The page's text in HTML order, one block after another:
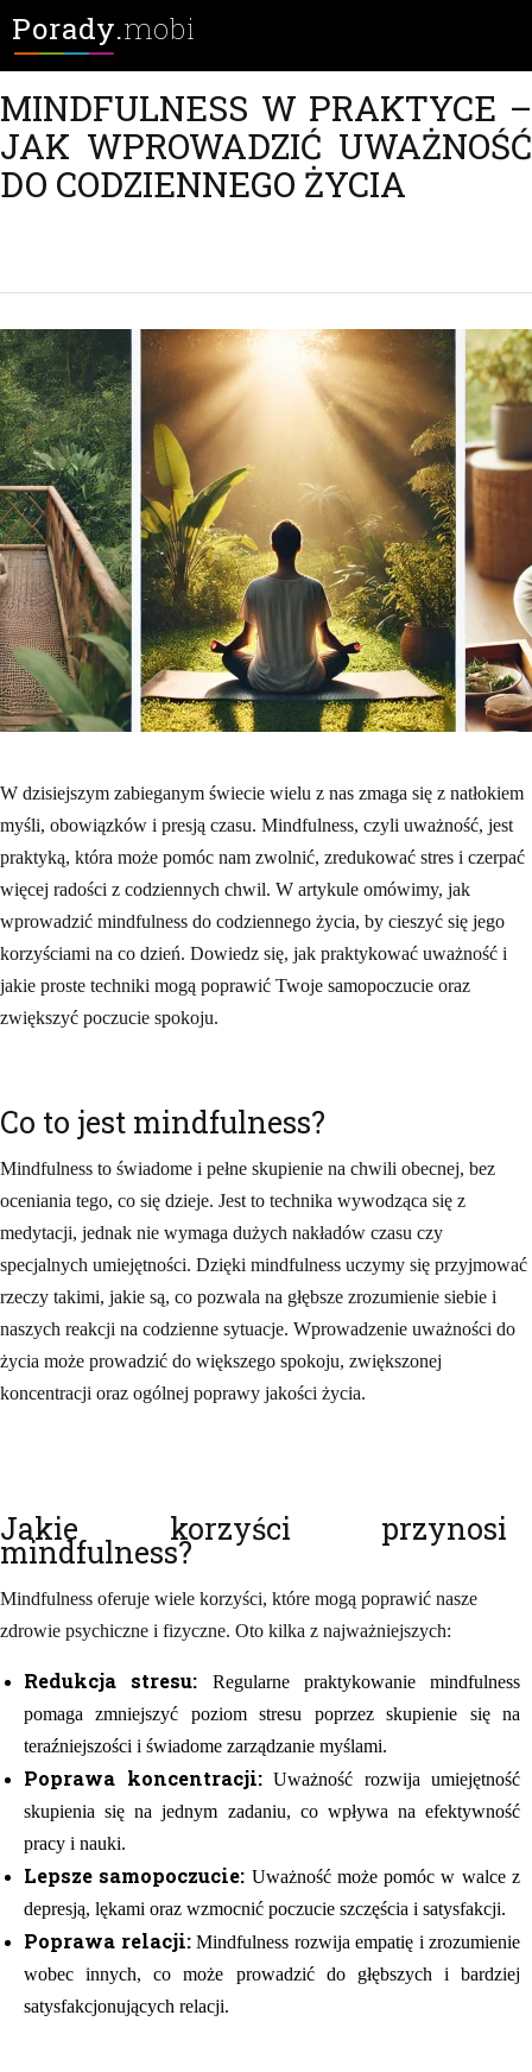
Porady.mobi
MINDFULNESS W PRAKTYCE –
JAK WPROWADZIĆ UWAŻNOŚĆ
DO CODZIENNEGO ŻYCIA
W dzisiejszym zabieganym świecie wielu z nas zmaga się z natłokiem
myśli, obowiązków i presją czasu. Mindfulness, czyli uważność, jest
praktyką, która może pomóc nam zwolnić, zredukować stres i czerpać
więcej radości z codziennych chwil. W artykule omówimy, jak
wprowadzić mindfulness do codziennego życia, by cieszyć się jego
korzyściami na co dzień. Dowiedz się, jak praktykować uważność i
jakie proste techniki mogą poprawić Twoje samopoczucie oraz
zwiększyć poczucie spokoju.
Co to jest mindfulness?
Mindfulness to świadome i pełne skupienie na chwili obecnej, bez
oceniania tego, co się dzieje. Jest to technika wywodząca się z
medytacji, jednak nie wymaga dużych nakładów czasu czy
specjalnych umiejętności. Dzięki mindfulness uczymy się przyjmować
rzeczy takimi, jakie są, co pozwala na głębsze zrozumienie siebie i
naszych reakcji na codzienne sytuacje. Wprowadzenie uważności do
życia może prowadzić do większego spokoju, zwiększonej
koncentracji oraz ogólnej poprawy jakości życia.
Jakie korzyści przynosi
mindfulness?
Mindfulness oferuje wiele korzyści, które mogą poprawić nasze
zdrowie psychiczne i fizyczne. Oto kilka z najważniejszych:
Redukcja stresu: Regularne praktykowanie mindfulness
pomaga zmniejszyć poziom stresu poprzez skupienie się na
teraźniejszości i świadome zarządzanie myślami.
Poprawa koncentracji:Uważność rozwija umiejętność
skupienia się na jednym zadaniu, co wpływa na efektywność
pracy i nauki.
Lepsze samopoczucie: Uważność może pomóc w walce z
depresją, lękami oraz wzmocnić poczucie szczęścia i satysfakcji.
Poprawa relacji:Mindfulness rozwija empatię i zrozumienie
wobec innych, co może prowadzić do głębszych i bardziej
satysfakcjonujących relacji.